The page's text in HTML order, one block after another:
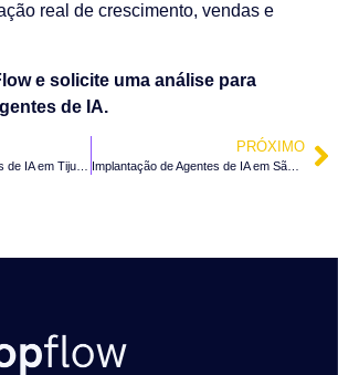
real de crescimento, vendas e
e solicite uma análise para
de IA.
PRÓXIMO
Implantação de Agentes de IA em São João Batista – SC